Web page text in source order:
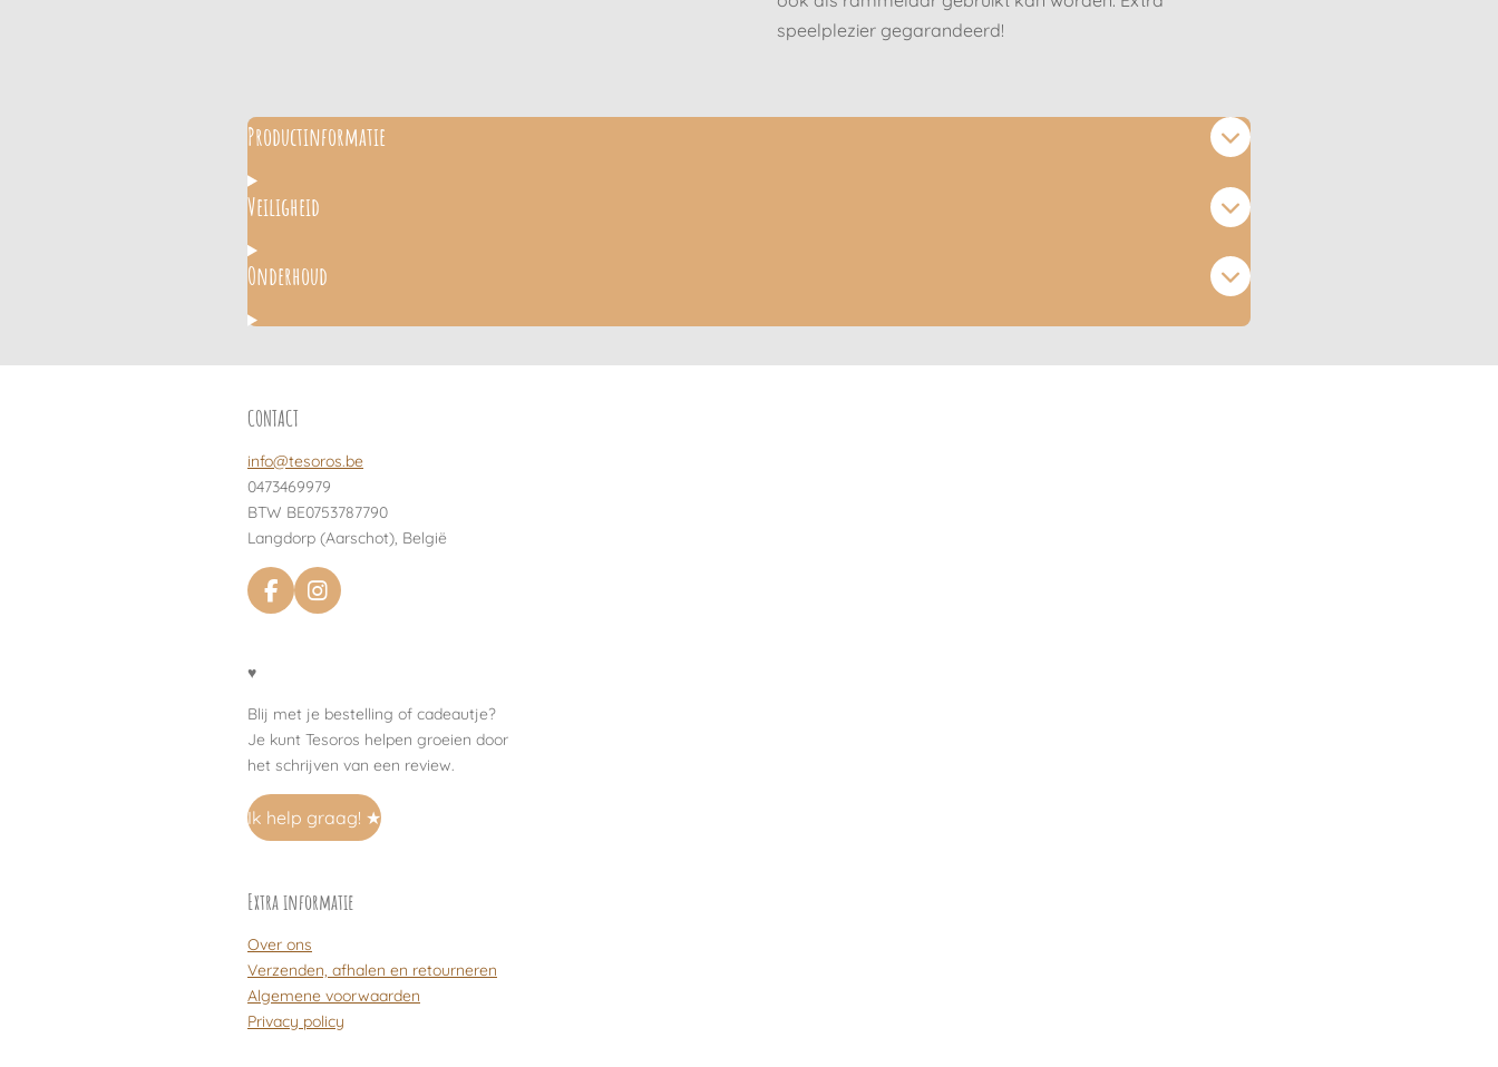
speelplezier gegarandeerd!
Productinformatie
Veiligheid
Onderhoud
CONTACT
info@tesoros.be
0473469979
BTW BE0753787790
Langdorp (Aarschot), België
F
a
o
k
I
n
g
r
a
m
♥
Blij met je bestelling of cadeautje?
Je kunt Tesoros helpen groeien door
het schrijven van een review.
Ik help graag! ★
Extra informatie
Over ons
Verzenden, afhalen en retourneren
Algemene voorwaarden
Privacy policy